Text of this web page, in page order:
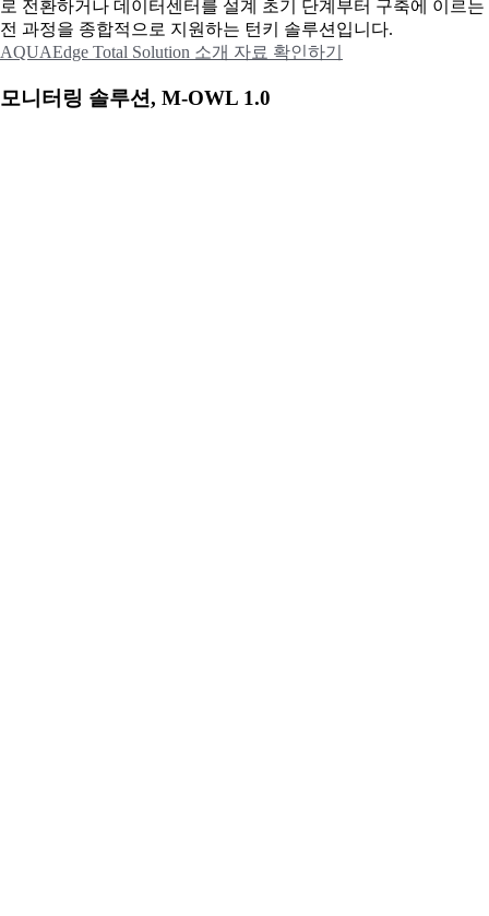
로 전환하거나 데이터센터를 설계 초기 단계부터 구축에 이르는
전 과정을 종합적으로 지원하는 턴키 솔루션입니다.
AQUAEdge Total Solution 소개 자료 확인하기
모니터링 솔루션, M-OWL 1.0